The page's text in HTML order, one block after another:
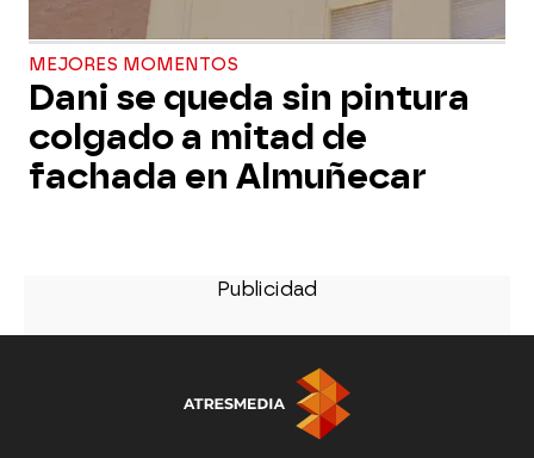
MEJORES MOMENTOS
Dani se queda sin pintura
colgado a mitad de
fachada en Almuñecar